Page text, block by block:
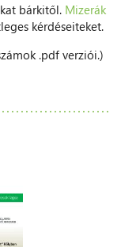
bárkitől. Mizerák
kérdéseiteket.
.pdf verziói.)